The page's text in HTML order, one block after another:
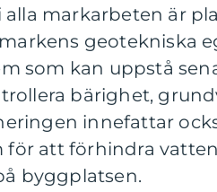
alla markarbeten är
geotekniska
som kan uppstå
bärighet,
innefattar
för att förhindra
byggplatsen.